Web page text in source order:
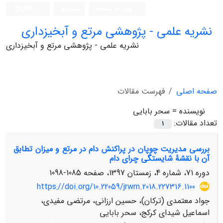
نشریه علمی - پژوهشی مرتع و آبخیزداری
نشریه علمی - پژوهشی مرتع و آبخیزداری
صفحه اصلی
فهرست مقالات
نویسنده = سحر بابایی
تعداد مقالات:
1
بررسی مدیریت چوپان در پراکنش دام در مرتع و میزان تطابق
آن با نقشۀ شایستگی چرای دام
دوره 71، شماره 4، زمستان 1397، صفحه
1085-1098
https://doi.org/10.22059/jrwm.2018.227316.1100
جواد معتمدی (ترکان)، حسین ارزانی، مرتضی مفیدی،
اسماعیل شیدای کرکج، سحر بابایی